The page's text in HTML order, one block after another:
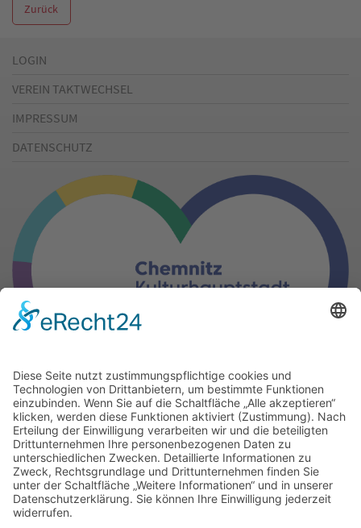
Zurück
LOGIN
VEREIN TAKTWECHSEL
IMPRESSUM
DATENSCHUTZ
Gern können Sie unsere Arbeit
mit einer Spende unterstützen.